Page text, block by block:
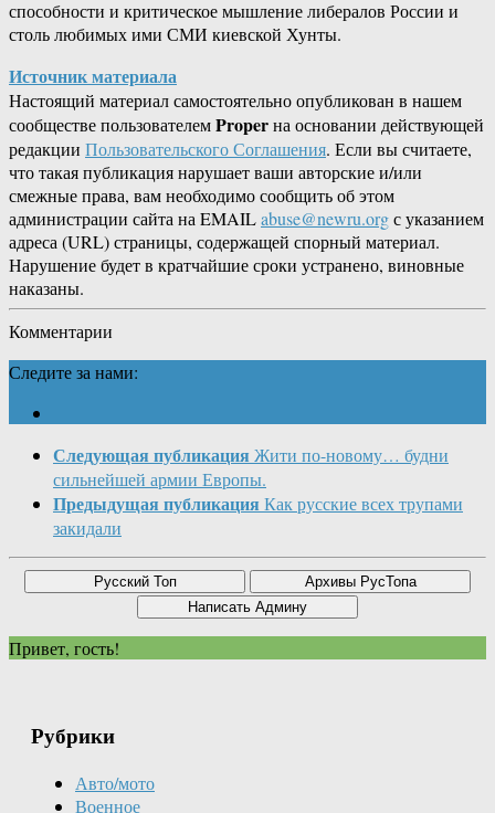
способности и критическое мышление либералов России и
столь любимых ими СМИ киевской Хунты.
Источник материала
Настоящий материал самостоятельно опубликован в нашем
сообществе пользователемProperна основании действующей
редакции Пользовательского Соглашения. Если вы считаете,
что такая публикация нарушает ваши авторские и/или
смежные права, вам необходимо сообщить об этом
администрации сайта на EMAILabuse@newru.orgс указанием
адреса (URL) страницы, содержащей спорный материал.
Нарушение будет в кратчайшие сроки устранено, виновные
наказаны.
Комментарии
Следите за нами:
Следующая публикация Жити по-новому… будни
сильнейшей армии Европы.
Предыдущая публикация Как русские всех трупами
закидали
Привет, гость!
Рубрики
Авто/мото
Военное